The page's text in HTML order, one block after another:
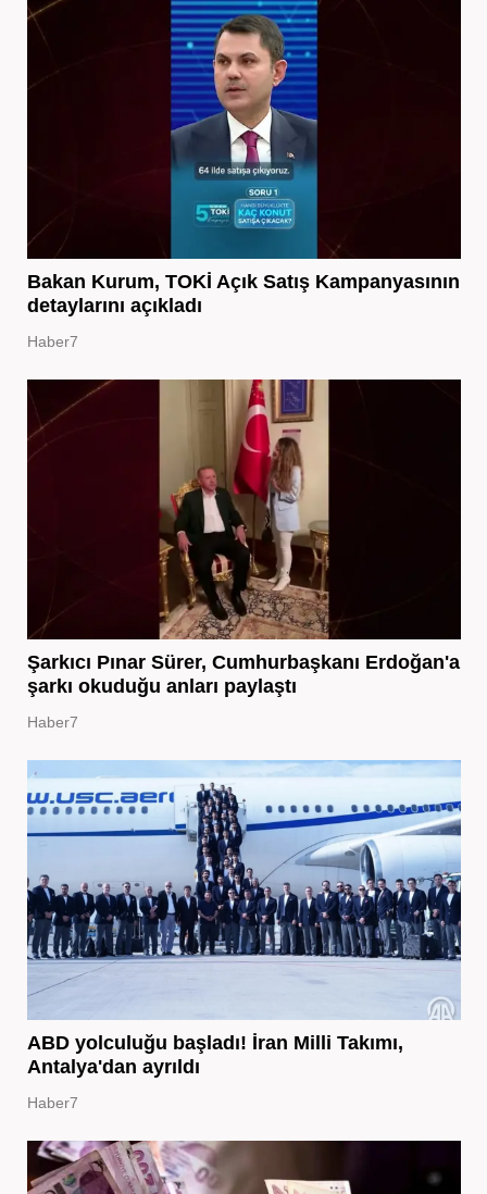
Bakan Kurum, TOKİ Açık Satış Kampanyasının
detaylarını açıkladı
Haber7
Şarkıcı Pınar Sürer, Cumhurbaşkanı Erdoğan'a
şarkı okuduğu anları paylaştı
Haber7
ABD yolculuğu başladı! İran Milli Takımı,
Antalya'dan ayrıldı
Haber7